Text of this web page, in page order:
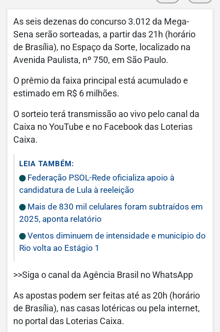
As seis dezenas do concurso 3.012 da Mega-
Sena serão sorteadas, a partir das 21h (horário
de Brasília), no Espaço da Sorte, localizado na
Avenida Paulista, nº 750, em São Paulo.
O prêmio da faixa principal está acumulado e
estimado em R$ 6 milhões.
O sorteio terá transmissão ao vivo pelo canal da
Caixa no YouTube e no Facebook das Loterias
Caixa.
LEIA TAMBÉM:
Federação PSOL-Rede oficializa apoio à
candidatura de Lula à reeleição
Mais de 830 mil celulares foram subtraídos em
2025, aponta relatório
Ventos diminuem de intensidade e município do
Rio volta ao Estágio 1
>>Siga o canal da Agência Brasil no WhatsApp
As apostas podem ser feitas até as 20h (horário
de Brasília), nas casas lotéricas ou pela internet,
no portal das Loterias Caixa.